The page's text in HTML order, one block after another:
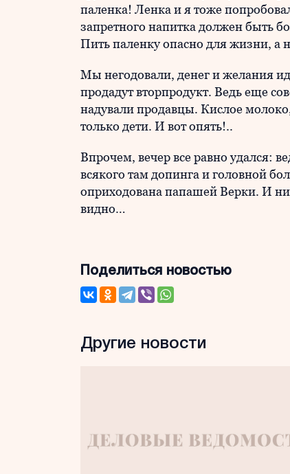
паленка! Ленка и я тоже
запретного напитка должен быть
Пить паленку опасно для жизни, а
Мы негодовали, денег и желания
продадут вторпродукт. Ведь еще
надували продавцы. Кислое
только дети. И вот опять!..
Впрочем, вечер все равно удался:
всякого там допинга и головной
оприходована папашей Верки. И
видно…
Поделиться новостью
Другие новости